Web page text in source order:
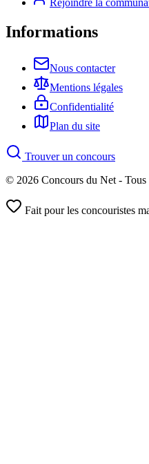
Informations
Nous contacter
Mentions légales
Confidentialité
Plan du site
Trouver un concours
© 2026 Concours du Net - Tous
Fait pour les concouristes